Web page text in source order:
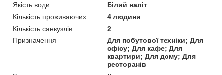
Якість води
Білий наліт
Кількість проживаючих
4 людини
Кількість санвузлів
2
Призначення
Для побутової техніки; Для
офісу; Для кафе; Для
квартири; Для дому; Для
ресторанів